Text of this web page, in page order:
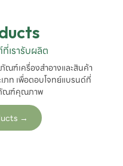
รารับผลิต
ฑ์เครื่องสำอางและสินค้า
ภท เพื่อตอบโจทย์แบรนด์ที่
ณฑ์คุณภาพ
→